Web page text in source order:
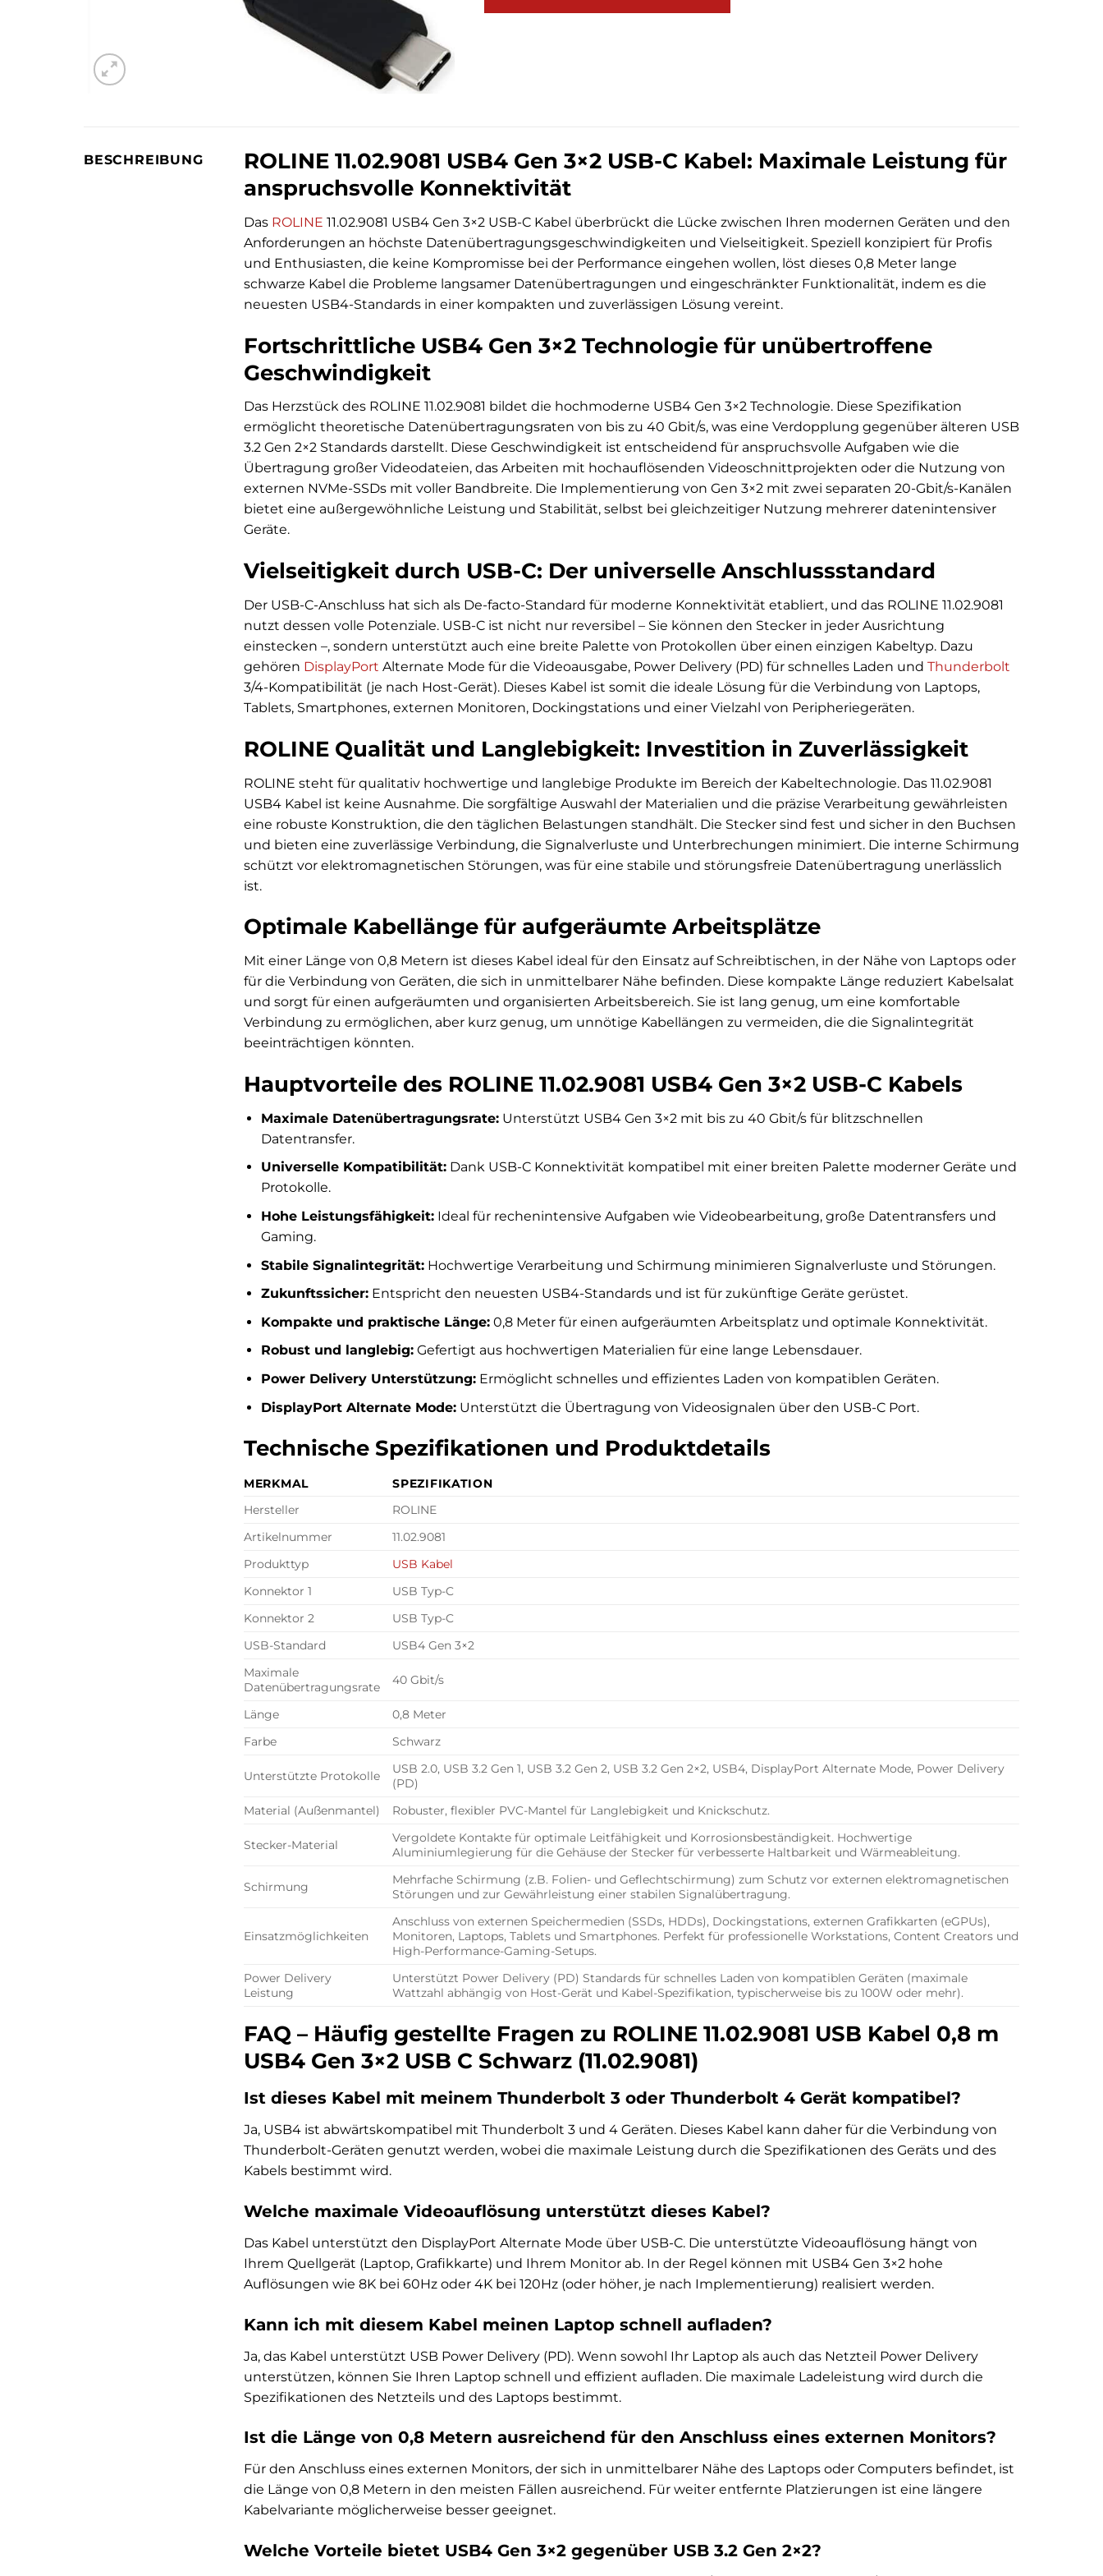
BESCHREIBUNG
ROLINE 11.02.9081 USB4 Gen 3×2 USB-C Kabel: Maximale Leistung für
anspruchsvolle Konnektivität
Das ROLINE 11.02.9081 USB4 Gen 3×2 USB-C Kabel überbrückt die Lücke zwischen Ihren modernen Geräten und den
Anforderungen an höchste Datenübertragungsgeschwindigkeiten und Vielseitigkeit. Speziell konzipiert für Profis
und Enthusiasten, die keine Kompromisse bei der Performance eingehen wollen, löst dieses 0,8 Meter lange
schwarze Kabel die Probleme langsamer Datenübertragungen und eingeschränkter Funktionalität, indem es die
neuesten USB4-Standards in einer kompakten und zuverlässigen Lösung vereint.
Fortschrittliche USB4 Gen 3×2 Technologie für unübertroffene
Geschwindigkeit
Das Herzstück des ROLINE 11.02.9081 bildet die hochmoderne USB4 Gen 3×2 Technologie. Diese Spezifikation
ermöglicht theoretische Datenübertragungsraten von bis zu 40 Gbit/s, was eine Verdopplung gegenüber älteren USB
3.2 Gen 2×2 Standards darstellt. Diese Geschwindigkeit ist entscheidend für anspruchsvolle Aufgaben wie die
Übertragung großer Videodateien, das Arbeiten mit hochauflösenden Videoschnittprojekten oder die Nutzung von
externen NVMe-SSDs mit voller Bandbreite. Die Implementierung von Gen 3×2 mit zwei separaten 20-Gbit/s-Kanälen
bietet eine außergewöhnliche Leistung und Stabilität, selbst bei gleichzeitiger Nutzung mehrerer datenintensiver
Geräte.
Vielseitigkeit durch USB-C: Der universelle Anschlussstandard
Der USB-C-Anschluss hat sich als De-facto-Standard für moderne Konnektivität etabliert, und das ROLINE 11.02.9081
nutzt dessen volle Potenziale. USB-C ist nicht nur reversibel – Sie können den Stecker in jeder Ausrichtung
einstecken –, sondern unterstützt auch eine breite Palette von Protokollen über einen einzigen Kabeltyp. Dazu
gehören DisplayPort Alternate Mode für die Videoausgabe, Power Delivery (PD) für schnelles Laden und Thunderbolt
3/4-Kompatibilität (je nach Host-Gerät). Dieses Kabel ist somit die ideale Lösung für die Verbindung von Laptops,
Tablets, Smartphones, externen Monitoren, Dockingstations und einer Vielzahl von Peripheriegeräten.
ROLINE Qualität und Langlebigkeit: Investition in Zuverlässigkeit
ROLINE steht für qualitativ hochwertige und langlebige Produkte im Bereich der Kabeltechnologie. Das 11.02.9081
USB4 Kabel ist keine Ausnahme. Die sorgfältige Auswahl der Materialien und die präzise Verarbeitung gewährleisten
eine robuste Konstruktion, die den täglichen Belastungen standhält. Die Stecker sind fest und sicher in den Buchsen
und bieten eine zuverlässige Verbindung, die Signalverluste und Unterbrechungen minimiert. Die interne Schirmung
schützt vor elektromagnetischen Störungen, was für eine stabile und störungsfreie Datenübertragung unerlässlich
ist.
Optimale Kabellänge für aufgeräumte Arbeitsplätze
Mit einer Länge von 0,8 Metern ist dieses Kabel ideal für den Einsatz auf Schreibtischen, in der Nähe von Laptops oder
für die Verbindung von Geräten, die sich in unmittelbarer Nähe befinden. Diese kompakte Länge reduziert Kabelsalat
und sorgt für einen aufgeräumten und organisierten Arbeitsbereich. Sie ist lang genug, um eine komfortable
Verbindung zu ermöglichen, aber kurz genug, um unnötige Kabellängen zu vermeiden, die die Signalintegrität
beeinträchtigen könnten.
Hauptvorteile des ROLINE 11.02.9081 USB4 Gen 3×2 USB-C Kabels
Maximale Datenübertragungsrate:Unterstützt USB4 Gen 3×2 mit bis zu 40 Gbit/s für blitzschnellen
Datentransfer.
Universelle Kompatibilität:Dank USB-C Konnektivität kompatibel mit einer breiten Palette moderner Geräte und
Protokolle.
Hohe Leistungsfähigkeit:Ideal für rechenintensive Aufgaben wie Videobearbeitung, große Datentransfers und
Gaming.
Stabile Signalintegrität:Hochwertige Verarbeitung und Schirmung minimieren Signalverluste und Störungen.
Zukunftssicher:Entspricht den neuesten USB4-Standards und ist für zukünftige Geräte gerüstet.
Kompakte und praktische Länge:0,8 Meter für einen aufgeräumten Arbeitsplatz und optimale Konnektivität.
Robust und langlebig:Gefertigt aus hochwertigen Materialien für eine lange Lebensdauer.
Power Delivery Unterstützung:Ermöglicht schnelles und effizientes Laden von kompatiblen Geräten.
DisplayPort Alternate Mode:Unterstützt die Übertragung von Videosignalen über den USB-C Port.
Technische Spezifikationen und Produktdetails
MERKMAL
SPEZIFIKATION
Hersteller
ROLINE
Artikelnummer
11.02.9081
Produkttyp
USB Kabel
Konnektor 1
USB Typ-C
Konnektor 2
USB Typ-C
USB-Standard
USB4 Gen 3×2
Maximale
Datenübertragungsrate
40 Gbit/s
Länge
0,8 Meter
Farbe
Schwarz
Unterstützte Protokolle
USB 2.0, USB 3.2 Gen 1, USB 3.2 Gen 2, USB 3.2 Gen 2×2, USB4, DisplayPort Alternate Mode, Power Delivery
(PD)
Material (Außenmantel)
Robuster, flexibler PVC-Mantel für Langlebigkeit und Knickschutz.
Stecker-Material
Vergoldete Kontakte für optimale Leitfähigkeit und Korrosionsbeständigkeit. Hochwertige
Aluminiumlegierung für die Gehäuse der Stecker für verbesserte Haltbarkeit und Wärmeableitung.
Schirmung
Mehrfache Schirmung (z.B. Folien- und Geflechtschirmung) zum Schutz vor externen elektromagnetischen
Störungen und zur Gewährleistung einer stabilen Signalübertragung.
Einsatzmöglichkeiten
Anschluss von externen Speichermedien (SSDs, HDDs), Dockingstations, externen Grafikkarten (eGPUs),
Monitoren, Laptops, Tablets und Smartphones. Perfekt für professionelle Workstations, Content Creators und
High-Performance-Gaming-Setups.
Power Delivery
Leistung
Unterstützt Power Delivery (PD) Standards für schnelles Laden von kompatiblen Geräten (maximale
Wattzahl abhängig von Host-Gerät und Kabel-Spezifikation, typischerweise bis zu 100W oder mehr).
FAQ – Häufig gestellte Fragen zu ROLINE 11.02.9081 USB Kabel 0,8 m
USB4 Gen 3×2 USB C Schwarz (11.02.9081)
Ist dieses Kabel mit meinem Thunderbolt 3 oder Thunderbolt 4 Gerät kompatibel?
Ja, USB4 ist abwärtskompatibel mit Thunderbolt 3 und 4 Geräten. Dieses Kabel kann daher für die Verbindung von
Thunderbolt-Geräten genutzt werden, wobei die maximale Leistung durch die Spezifikationen des Geräts und des
Kabels bestimmt wird.
Welche maximale Videoauflösung unterstützt dieses Kabel?
Das Kabel unterstützt den DisplayPort Alternate Mode über USB-C. Die unterstützte Videoauflösung hängt von
Ihrem Quellgerät (Laptop, Grafikkarte) und Ihrem Monitor ab. In der Regel können mit USB4 Gen 3×2 hohe
Auflösungen wie 8K bei 60Hz oder 4K bei 120Hz (oder höher, je nach Implementierung) realisiert werden.
Kann ich mit diesem Kabel meinen Laptop schnell aufladen?
Ja, das Kabel unterstützt USB Power Delivery (PD). Wenn sowohl Ihr Laptop als auch das Netzteil Power Delivery
unterstützen, können Sie Ihren Laptop schnell und effizient aufladen. Die maximale Ladeleistung wird durch die
Spezifikationen des Netzteils und des Laptops bestimmt.
Ist die Länge von 0,8 Metern ausreichend für den Anschluss eines externen Monitors?
Für den Anschluss eines externen Monitors, der sich in unmittelbarer Nähe des Laptops oder Computers befindet, ist
die Länge von 0,8 Metern in den meisten Fällen ausreichend. Für weiter entfernte Platzierungen ist eine längere
Kabelvariante möglicherweise besser geeignet.
Welche Vorteile bietet USB4 Gen 3×2 gegenüber USB 3.2 Gen 2×2?